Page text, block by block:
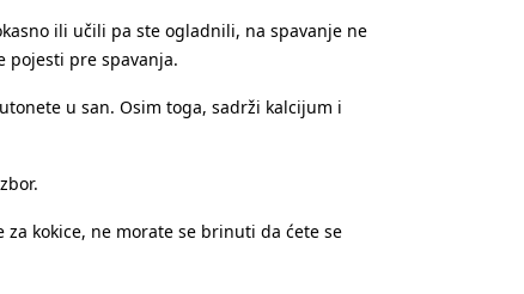
ili učili pa ste ogladnili, na spavanje ne
pojesti pre spavanja.
u san. Osim toga, sadrži kalcijum i
kokice, ne morate se brinuti da ćete se